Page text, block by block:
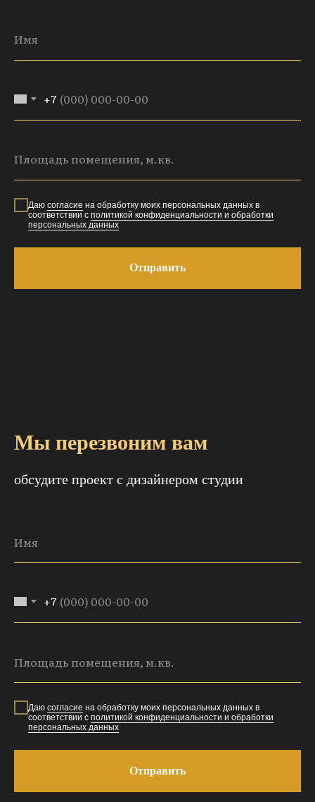
+7
Даю согласие на обработку моих персональных данных в
соответствии с политикой конфиденциальности и обработки
персональных данных
Отправить
Мы перезвоним вам
обсудите проект с дизайнером студии
+7
Даю согласие на обработку моих персональных данных в
соответствии с политикой конфиденциальности и обработки
персональных данных
Отправить